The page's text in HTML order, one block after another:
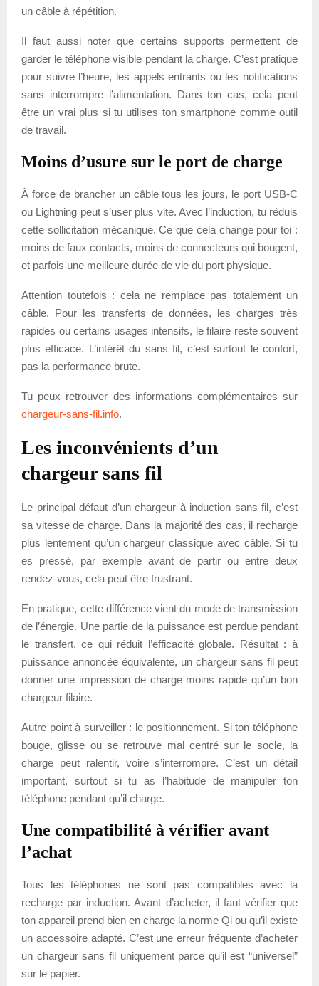
un câble à répétition.
Il faut aussi noter que certains supports permettent de
garder le téléphone visible pendant la charge. C’est pratique
pour suivre l’heure, les appels entrants ou les notifications
sans interrompre l’alimentation. Dans ton cas, cela peut
être un vrai plus si tu utilises ton smartphone comme outil
de travail.
Moins d’usure sur le port de charge
À force de brancher un câble tous les jours, le port USB-C
ou Lightning peut s’user plus vite. Avec l’induction, tu réduis
cette sollicitation mécanique. Ce que cela change pour toi :
moins de faux contacts, moins de connecteurs qui bougent,
et parfois une meilleure durée de vie du port physique.
Attention toutefois : cela ne remplace pas totalement un
câble. Pour les transferts de données, les charges très
rapides ou certains usages intensifs, le filaire reste souvent
plus efficace. L’intérêt du sans fil, c’est surtout le confort,
pas la performance brute.
Tu peux retrouver des informations complémentaires sur
chargeur-sans-fil.info.
Les inconvénients d’un
chargeur sans fil
Le principal défaut d’un chargeur à induction sans fil, c’est
sa vitesse de charge. Dans la majorité des cas, il recharge
plus lentement qu’un chargeur classique avec câble. Si tu
es pressé, par exemple avant de partir ou entre deux
rendez-vous, cela peut être frustrant.
En pratique, cette différence vient du mode de transmission
de l’énergie. Une partie de la puissance est perdue pendant
le transfert, ce qui réduit l’efficacité globale. Résultat : à
puissance annoncée équivalente, un chargeur sans fil peut
donner une impression de charge moins rapide qu’un bon
chargeur filaire.
Autre point à surveiller : le positionnement. Si ton téléphone
bouge, glisse ou se retrouve mal centré sur le socle, la
charge peut ralentir, voire s’interrompre. C’est un détail
important, surtout si tu as l’habitude de manipuler ton
téléphone pendant qu’il charge.
Une compatibilité à vérifier avant
l’achat
Tous les téléphones ne sont pas compatibles avec la
recharge par induction. Avant d’acheter, il faut vérifier que
ton appareil prend bien en charge la norme Qi ou qu’il existe
un accessoire adapté. C’est une erreur fréquente d’acheter
un chargeur sans fil uniquement parce qu’il est “universel”
sur le papier.